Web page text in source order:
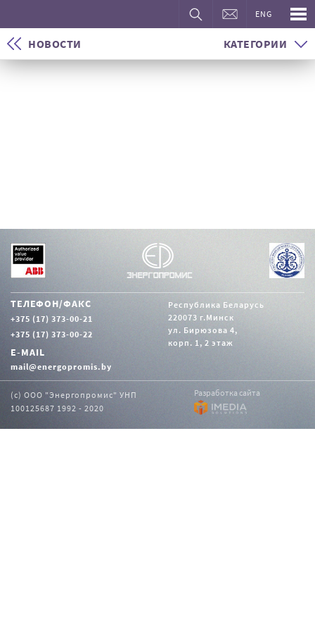
ENG
НОВОСТИ КАТЕГОРИИ
ТЕЛЕФОН/ФАКС
+375 (17) 373-00-21
+375 (17) 373-00-22
E-MAIL
mail@energopromis.by
Республика Беларусь
220073 г.Минск
ул. Бирюзова 4,
корп. 1, 2 этаж
(с) ООО "Энергопромис" УНП
100125687 1992 - 2020
Разработка сайта